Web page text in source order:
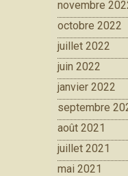
novembre
octobre 2022
juillet 2022
juin 2022
janvier 2022
septembre
août 2021
juillet 2021
mai 2021